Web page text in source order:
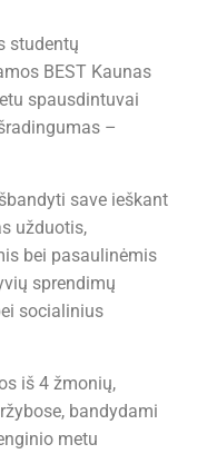
studentų
BEST Kaunas
spausdintuvai
–
save ieškant
užduotis,
bei pasaulinėmis
sprendimų
socialinius
iš 4 žmonių,
bandydami
metu